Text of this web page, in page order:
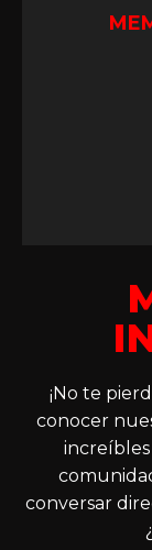
¡No te
conocer
increíbles
conversar